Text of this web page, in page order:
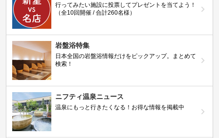
行ってみたい施設に投票してプレゼントを当てよう！
（全10回開催 / 合計260名様）
岩盤浴特集
日本全国の岩盤浴情報だけをピックアップ。まとめて
検索！
ニフティ温泉ニュース
温泉にもっと行きたくなる！お得な情報を掲載中